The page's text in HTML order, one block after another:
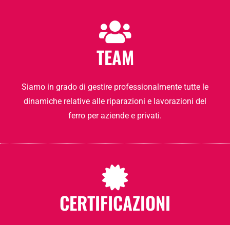
TEAM
Siamo in grado di gestire professionalmente tutte le
dinamiche relative alle riparazioni e lavorazioni del
ferro per aziende e privati.
CERTIFICAZIONI